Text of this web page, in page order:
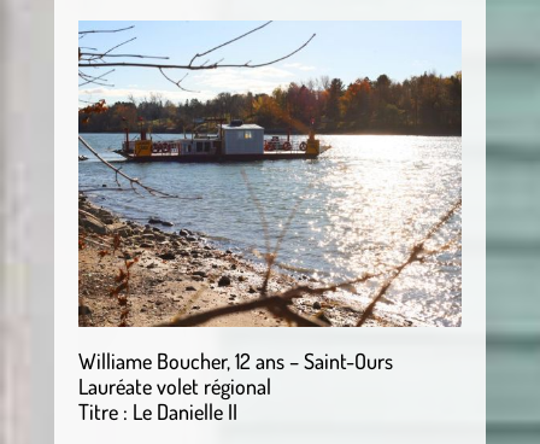
Williame Boucher, 12 ans – Saint-Ours
Lauréate volet régional
Titre : Le Danielle II